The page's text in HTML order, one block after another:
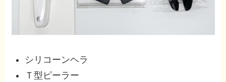
シリコーンヘラ
Ｔ型ピーラー